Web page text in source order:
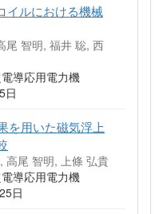
イルにおける機械
尾 智明, 福井 聡, 西
導応用電力機
日
を用いた磁気浮上
高尾 智明, 上條 弘貴
導応用電力機
日